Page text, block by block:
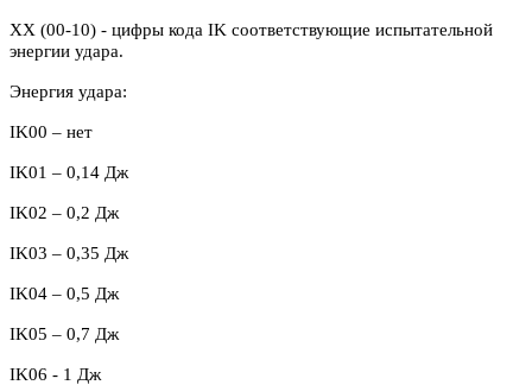
XX (00-10) - цифры кода IK соответствующие испытательной
энергии удара.
Энергия удара:
IK00 – нет
IK01 – 0,14 Дж
IK02 – 0,2 Дж
IK03 – 0,35 Дж
IK04 – 0,5 Дж
IK05 – 0,7 Дж
IK06 - 1 Дж